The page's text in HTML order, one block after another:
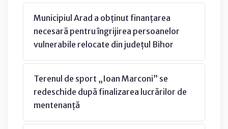
Municipiul Arad a obținut finanțarea
necesară pentru îngrijirea persoanelor
vulnerabile relocate din județul Bihor
Terenul de sport „Ioan Marconi” se
redeschide după finalizarea lucrărilor de
mentenanță